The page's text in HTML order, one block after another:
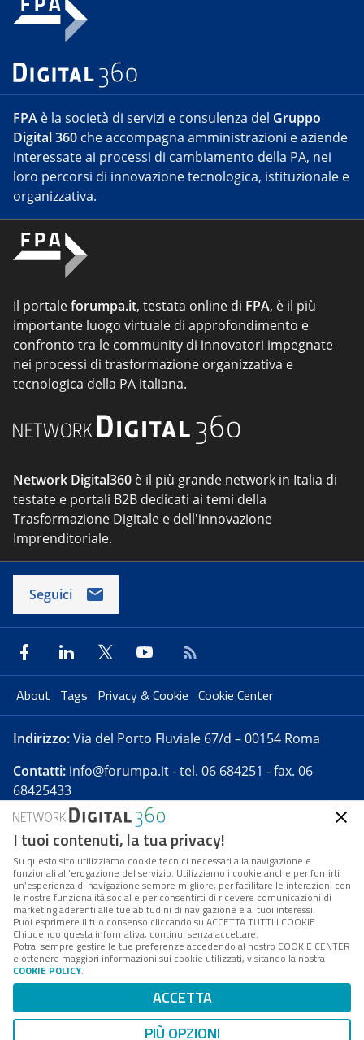
FPA è la società di servizi e consulenza del Gruppo
Digital 360 che accompagna amministrazioni e aziende
interessate ai processi di cambiamento della PA, nei
loro percorsi di innovazione tecnologica, istituzionale e
organizzativa.
Il portaleforumpa.it, testata online di FPA, è il più
importante luogo virtuale di approfondimento e
confronto tra le community di innovatori impegnate
nei processi di trasformazione organizzativa e
tecnologica della PA italiana.
Network Digital360 è il più grande network in Italia di
testate e portali B2B dedicati ai temi della
Trasformazione Digitale e dell'innovazione
Imprenditoriale.
Seguici
About Tags Privacy & Cookie Cookie Center
Indirizzo:Via del Porto Fluviale 67/d – 00154 Roma
Contatti: info@forumpa.it- tel. 06 684251 - fax. 06
68425433
Forumpa.itè una pubblicazione telematica iscritta
presso Registro della stampa del Tribunale di Roma -
Reg. n. 182 del 2 maggio 2008 - Direttore resp. Michela
Stentella
FPA s.r.l. è società soggetta a Direzione e
Coordinamento da parte di Digital360 S.p.A. - FPA s.r.l.
è un'azienda certificata per il sistema di management
Codice Fiscale/Partita IVA n. 10693191008 - R.E.A. Roma
n. 1249791. ISP AWS
Mappa del sito
I tuoi contenuti, la tua privacy!
Su questo sito utilizziamo cookie tecnici necessari alla navigazione e
funzionali all’erogazione del servizio. Utilizziamo i cookie anche per fornirti
un’esperienza di navigazione sempre migliore, per facilitare le interazioni con
le nostre funzionalità social e per consentirti di ricevere comunicazioni di
marketing aderenti alle tue abitudini di navigazione e ai tuoi interessi.
Puoi esprimere il tuo consenso cliccando su ACCETTA TUTTI I COOKIE.
Chiudendo questa informativa, continui senza accettare.
Potrai sempre gestire le tue preferenze accedendo al nostro COOKIE CENTER
e ottenere maggiori informazioni sui cookie utilizzati, visitando la nostra
COOKIE POLICY.
ACCETTA
PIÙ OPZIONI